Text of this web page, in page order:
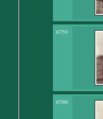
6759
6760